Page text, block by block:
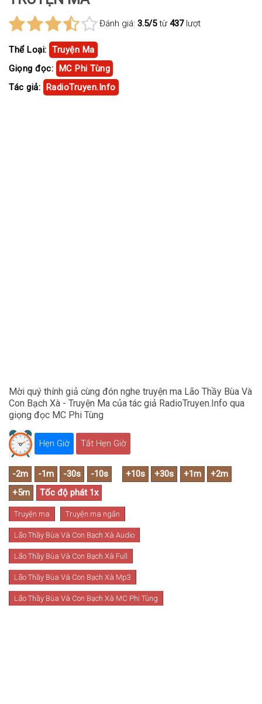
Đánh giá: 3.5/5từ 437lượt
Thể Loại: Truyện Ma
Giọng đọc: MC Phi Tùng
Tác giả: RadioTruyen.Info
Mời quý thính giả cùng đón nghe truyện ma Lão Thầy Bùa Và
Con Bạch Xà - Truyện Ma của tác giả RadioTruyen.Info qua
giọng đọc MC Phi Tùng
Hẹn Giờ Tắt Hẹn Giờ
Truyện ma Truyện ma ngắn
Lão Thầy Bùa Và Con Bạch Xà Audio
Lão Thầy Bùa Và Con Bạch Xà Full
Lão Thầy Bùa Và Con Bạch Xà Mp3
Lão Thầy Bùa Và Con Bạch Xà MC Phi Tùng